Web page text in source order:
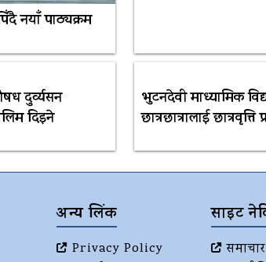
नयाँ पाठ्यक्रम
दुर्व्यसन
दिइने
भुटनदेवी माध्यामिक
छात्रछात्रालाई छात्रवृत्ति
अन्य लिंक
Privacy Policy
साइट
समाचार